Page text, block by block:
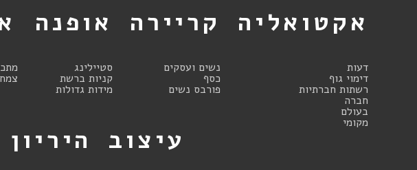
אקטואליה
דעות
דימוי גוף
רשתות חברתיות
חברה
בעולם
מקומי
קריירה
נשים ועסקים
כסף
פורבס נשים
אופנה
סטיילינג
קניות ברשת
מידות גדולות
עיצוב